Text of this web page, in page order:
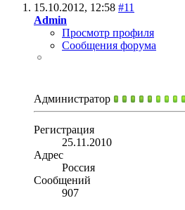
15.10.2012, 12:58 #11
Admin
Просмотр профиля
Сообщения форума
Администратор
Регистрация
25.11.2010
Адрес
Россия
Сообщений
907